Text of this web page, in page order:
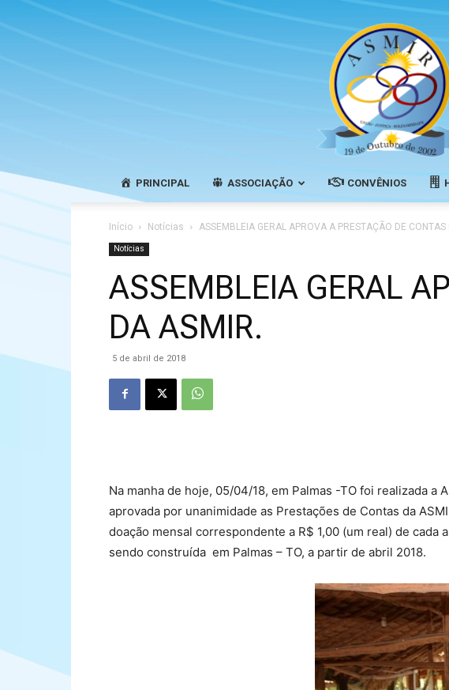
PRINCIPAL ASSOCIAÇÃO CONVÊNIOS
Início Notícias ASSEMBLEIA GERAL APROVA A PRESTAÇÃO DE CONTAS
Notícias
ASSEMBLEIA GERAL
DA ASMIR.
5 de abril de 2018
Na manha de hoje, 05/04/18, em Palmas -TO foi realizada a
aprovada por unanimidade as Prestações de Contas da
doação mensal correspondente a R$ 1,00 (um real) de
sendo construída em Palmas – TO, a partir de abril 2018.